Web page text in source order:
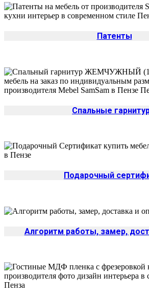
Патенты
Спальные
Подарочный
Алгоритм работы, замер,